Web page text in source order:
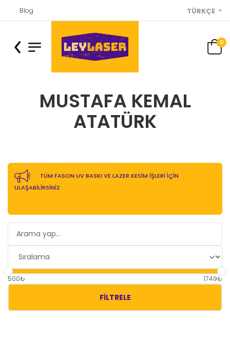
Blog TÜRKÇE
0
MUSTAFA KEMAL
ATATÜRK
TÜM FASON UV BASKI VE LAZER KESİM İŞLERİ İÇİN
ULAŞABİLİRSİNİZ
500₺ 1749₺
FILTRELE